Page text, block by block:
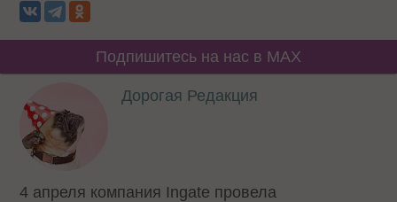
Подпишитесь на нас в MAX
Дорогая Редакция
4 апреля компания Ingate провела